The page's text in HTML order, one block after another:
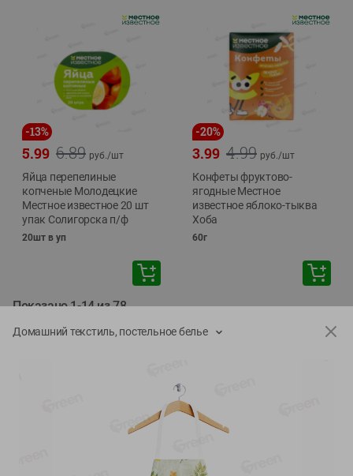
-13%
6.89
5.99 руб./шт
Яйца перепелиные
копченые Молодецкие
Местное известное 20 шт
упак Солигорска п/ф
20шт в уп
-20%
4.99
3.99 руб./шт
Конфеты фруктово-
ягодные Местное
известное яблоко-тыква
Хоба
60г
Показано 1-14 из 78
Домашний текстиль, постельное белье